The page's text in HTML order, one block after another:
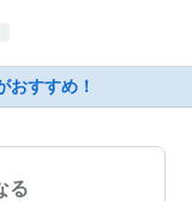
おすすめ！
る